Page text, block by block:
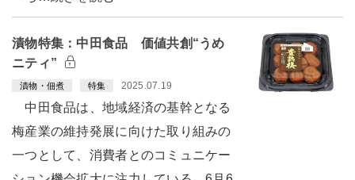
漬物特集：中田食品 価値共創“うめ
ニティ”
漬物・佃煮 特集 2025.07.19
中田食品は、地域経済の基幹となる
梅産業の維持発展に向けた取り組みの
一つとして、消費者とのコミュニケー